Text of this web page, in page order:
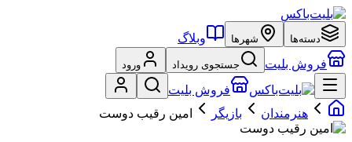
دسته‌ها شهرها
وبلاگ
فروش بلیت
جستجوی رویداد ورود
فروش بلیت
هنرمندان
بازیگر امین رقیب دوست